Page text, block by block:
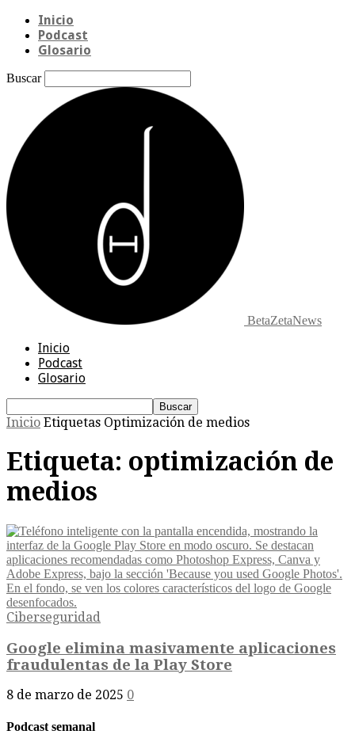
Inicio
Podcast
Glosario
Buscar
BetaZetaNews
Inicio
Podcast
Glosario
Inicio Etiquetas Optimización de medios
Etiqueta: optimización de
medios
Ciberseguridad
Google elimina masivamente aplicaciones
fraudulentas de la Play Store
8 de marzo de 2025 0
Podcast semanal